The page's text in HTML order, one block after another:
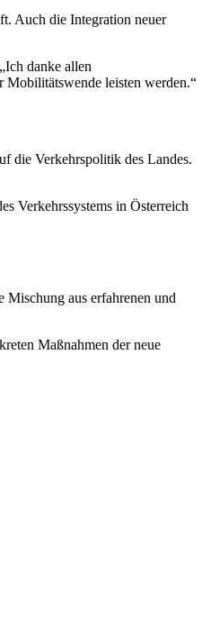
Auch die Integration neuer
danke allen
Mobilitätswende leisten werden.“
die Verkehrspolitik des Landes.
Verkehrssystems in Österreich
Mischung aus erfahrenen und
Maßnahmen der neue